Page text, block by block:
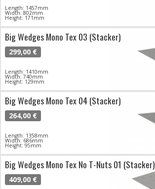
Length: 1457mm
Width: 802mm
Height: 171mm
Big Wedges Mono Tex 03 (Stacker)
299,00 €
Length: 1410mm
Width: 740mm
Height: 129mm
Big Wedges Mono Tex 04 (Stacker)
264,00 €
Length: 1358mm
Width: 686mm
Height: 95mm
Big Wedges Mono Tex No T-Nuts 01 (Stacker)
409,00 €